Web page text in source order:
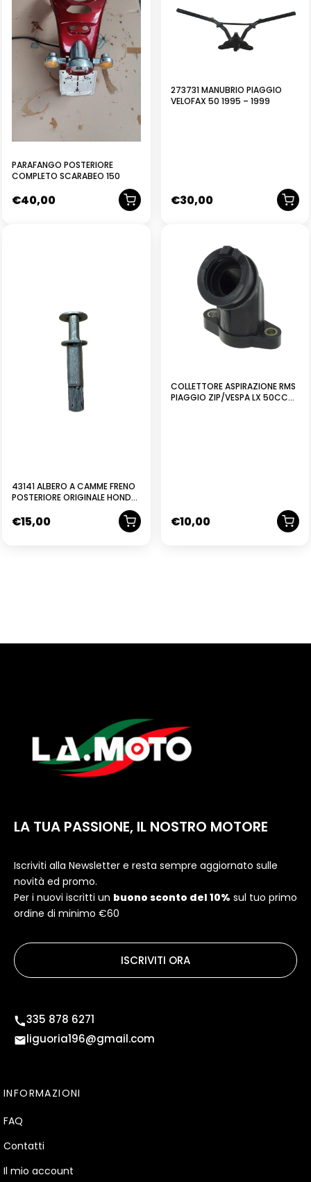
PARAFANGO POSTERIORE
COMPLETO SCARABEO 150
€40,00
273731 MANUBRIO PIAGGIO
VELOFAX 50 1995 – 1999
€30,00
43141 ALBERO A CAMME FRENO
POSTERIORE ORIGINALE HONDA
€15,00
COLLETTORE ASPIRAZIONE RMS
PIAGGIO ZIP/VESPA LX 50CC
€10,00
LA TUA PASSIONE, IL NOSTRO MOTORE
Iscriviti alla Newsletter e resta sempre aggiornato sulle
novità ed promo.
Per i nuovi iscritti un buono sconto del 10% sul tuo primo
ordine di minimo €60
ISCRIVITI ORA
335 878 6271
liguoria196@gmail.com
INFORMAZIONI
FAQ
Contatti
Il mio account